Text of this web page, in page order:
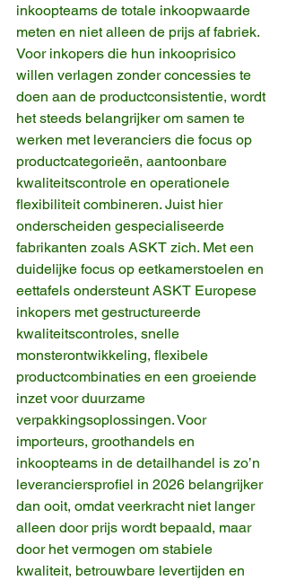
inkoopteams de totale inkoopwaarde
meten en niet alleen de prijs af fabriek.
Voor inkopers die hun inkooprisico
willen verlagen zonder concessies te
doen aan de productconsistentie, wordt
het steeds belangrijker om samen te
werken met leveranciers die focus op
productcategorieën, aantoonbare
kwaliteitscontrole en operationele
flexibiliteit combineren. Juist hier
onderscheiden gespecialiseerde
fabrikanten zoals ASKT zich. Met een
duidelijke focus op eetkamerstoelen en
eettafels ondersteunt ASKT Europese
inkopers met gestructureerde
kwaliteitscontroles, snelle
monsterontwikkeling, flexibele
productcombinaties en een groeiende
inzet voor duurzame
verpakkingsoplossingen. Voor
importeurs, groothandels en
inkoopteams in de detailhandel is zo’n
leveranciersprofiel in 2026 belangrijker
dan ooit, omdat veerkracht niet langer
alleen door prijs wordt bepaald, maar
door het vermogen om stabiele
kwaliteit, betrouwbare levertijden en